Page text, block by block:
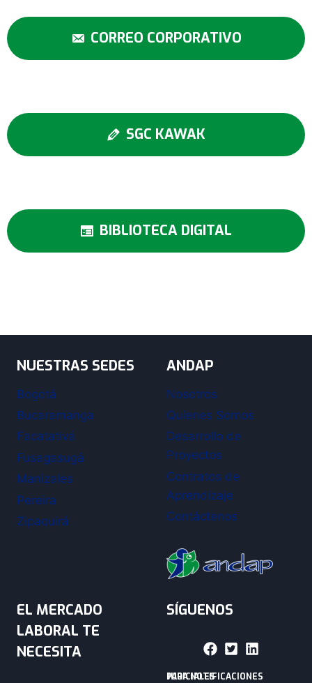
CORREO CORPORATIVO
SGC KAWAK
BIBLIOTECA DIGITAL
NUESTRAS SEDES
Bogotá
Bucaramanga
Facatativá
Fusagasugá
Manizales
Pereira
Zipaquirá
ANDAP
Nosotros
Quienes Somos
Desarrollo de
Proyectos
Contratos de
Aprendizaje
Contáctenos
EL MERCADO
LABORAL TE
NECESITA
SÍGUENOS
PARA NOTIFICACIONES JUDICIALES